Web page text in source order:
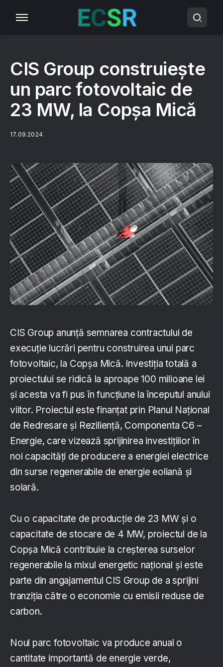
CIS Group construiește
un parc fotovoltaic de
23 MW, la Copșa Mică
17.09.2024
CIS Group anunță semnarea contractului de
execuție lucrări pentru construirea unui parc
fotovoltaic, la Copșa Mică. Investiția totală a
proiectului se ridică la aproape 100 milioane lei
și acesta va fi pus în funcțiune la începutul anului
viitor. Proiectul este finanțat prin Planul Național
de Redresare și Reziliență, Componenta C6 –
Energie, care vizează sprijinirea investițiilor în
noi capacități de producere a energiei electrice
din surse regenerabile de energie eoliană și
solară.
Cu o capacitate de producție de 23 MW și o
capacitate de stocare de 4 MW, proiectul de la
Copșa Mică contribuie la creșterea surselor
regenerabile la mixul energetic național și este
parte din angajamentul CIS Group de a sprijini
tranziția către o economie cu emisii reduse de
carbon.
Noul parc fotovoltaic va produce anual o
cantitate importantă de energie verde,